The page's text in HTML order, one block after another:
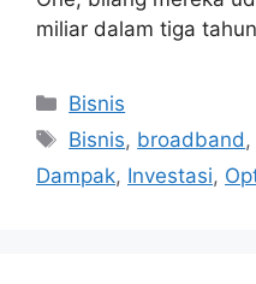
miliar dalam tiga
Kategori
Bisnis
Tag
Bisnis, broadband ,
Dampak, Investasi,